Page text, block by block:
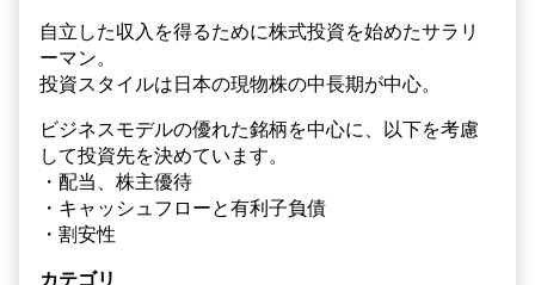
自立した収入を得るために株式投資を始めたサラリ
ーマン。
投資スタイルは日本の現物株の中長期が中心。
ビジネスモデルの優れた銘柄を中心に、以下を考慮
して投資先を決めています。
・配当、株主優待
・キャッシュフローと有利子負債
・割安性
カテゴリ